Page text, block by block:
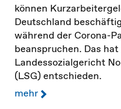
können
Deutschland
während der Corona-
beanspruchen. Das hat
Landessozialgericht
(LSG) entschieden.
mehr